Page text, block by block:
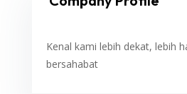
Kenal kami lebih dekat, lebih
bersahabat